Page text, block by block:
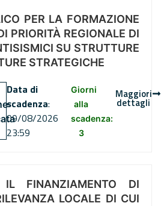
PER LA FORMAZIONE
PRIORITÀ REGIONALE DI
SU STRUTTURE
STRATEGICHE
Data di
scadenza:
09/08/2026
23:59
Giorni
alla
scadenza:
3
Maggiori
dettagli
FINANZIAMENTO DI
LOCALE DI CUI